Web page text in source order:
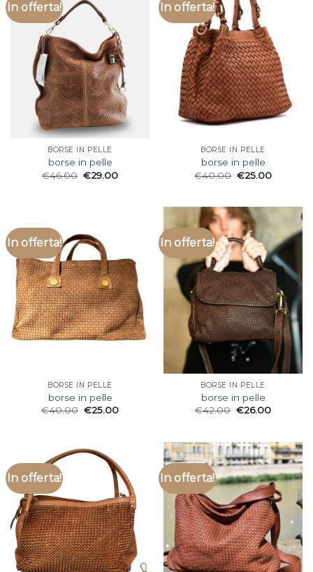
In offerta!
BORSE IN PELLE
borse in pelle
€46.00 €29.00
In offerta!
BORSE IN PELLE
borse in pelle
€40.00 €25.00
In offerta!
BORSE IN PELLE
borse in pelle
€40.00 €25.00
In offerta!
BORSE IN PELLE
borse in pelle
€42.00 €26.00
In offerta! In offerta!